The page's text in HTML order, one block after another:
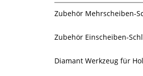
Zubehör Mehrscheiben-
Zubehör Einscheiben-
Diamant Werkzeug für